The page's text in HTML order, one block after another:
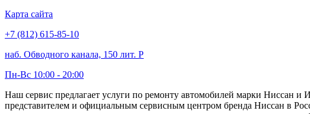
Карта сайта
+7 (812) 615-85-10
наб. Обводного канала, 150 лит. Р
Пн-Вс 10:00 - 20:00
Наш сервис предлагает услуги по ремонту автомобилей марки Ниссан
представителем и официальным сервисным центром бренда Ниссан в